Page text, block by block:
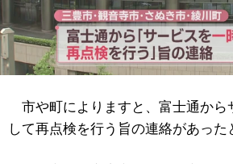
市や町によりますと、富士通から
して再点検を行う旨の連絡があった